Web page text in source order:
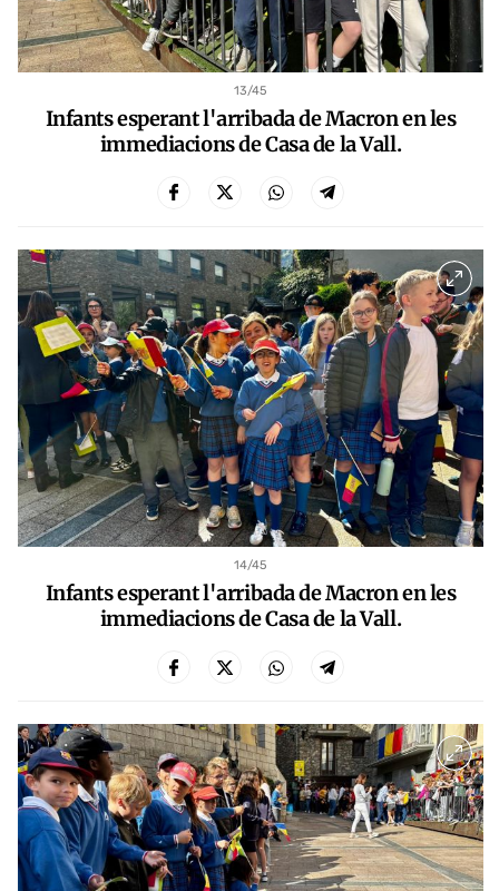
13/45
Infants esperant l'arribada de Macron en les
immediacions de Casa de la Vall.
14/45
Infants esperant l'arribada de Macron en les
immediacions de Casa de la Vall.